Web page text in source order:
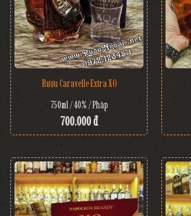
Rượu Caravelle Extra XO
750ml / 40% / Pháp
700.000 đ